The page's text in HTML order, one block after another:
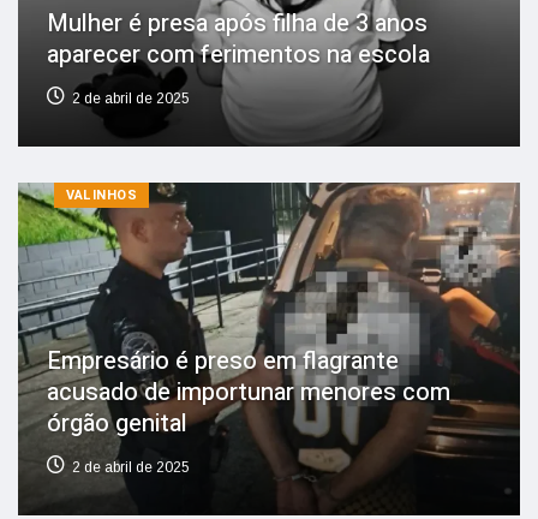
Mulher é presa após filha de 3 anos
aparecer com ferimentos na escola
2 de abril de 2025
VALINHOS
Empresário é preso em flagrante
acusado de importunar menores com
órgão genital
2 de abril de 2025